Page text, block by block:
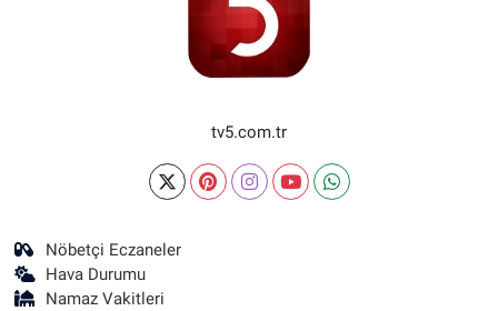
tv5.com.tr
Nöbetçi Eczaneler
Hava Durumu
Namaz Vakitleri